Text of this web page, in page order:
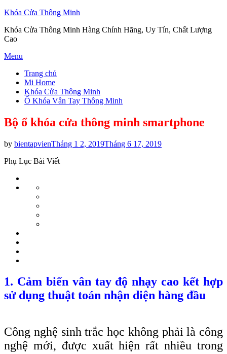
Khóa Cửa Thông Minh
Khóa Cửa Thông Minh Hàng Chính Hãng, Uy Tín, Chất Lượng
Cao
Skip
content
Menu
Trang chủ
Mi Home
Khóa Cửa Thông Minh
Ổ Khóa Vân Tay Thông Minh
Bộ ổ khóa cửa thông minh smartphone
by bientapvienPosted
Tháng 1 2, 2019Tháng 6 17, 2019
Phụ Lục Bài Viết
1. Cảm biến vân tay độ nhạy cao kết hợp
sử dụng thuật toán nhận diện hàng đầu
Công nghệ sinh trắc học không phải là công
nghệ mới, được xuất hiện rất nhiều trong